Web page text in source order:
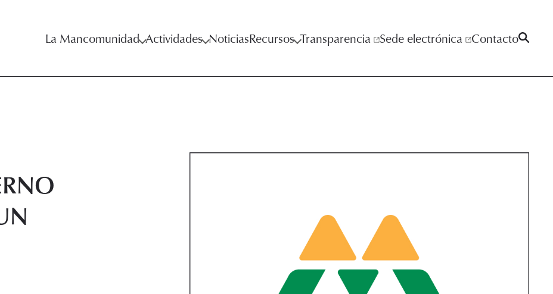
La Mancomunidad Actividades NoticiasRecursos Transparencia Sede electrónica Contacto